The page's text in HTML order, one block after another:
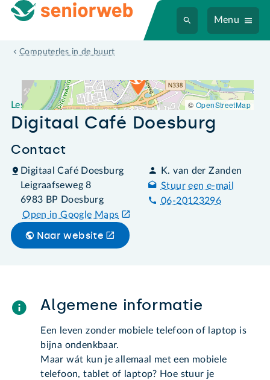
Menu
Computerles in de buurt
Leslocatie Digitaal Café Doesburg
Leslocatie
Digitaal Café Doesburg
Contact
Digitaal Café Doesburg
Leigraafseweg 8
6983 BP Doesburg
Open in Google Maps
K. van der Zanden
Stuur een e-mail
06-20123296
Naar website
©OpenStreetMap
Algemene informatie
Een leven zonder mobiele telefoon of laptop is
bijna ondenkbaar.
Maar wát kun je allemaal met een mobiele
telefoon, tablet of laptop? Hoe stuur je